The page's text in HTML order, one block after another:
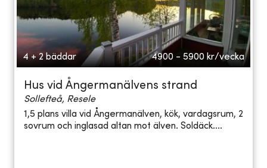
4 + 2 bäddar 4900 - 5900 kr/vecka
Hus vid Ångermanälvens strand
Sollefteå, Resele
1,5 plans villa vid Ångermanälven, kök, vardagsrum, 2
sovrum och inglasad altan mot älven. Soldäck....